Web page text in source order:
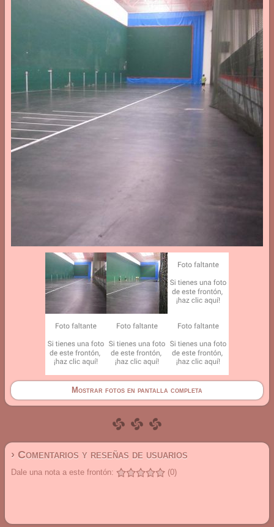
Mostrar fotos en pantalla completa
› Comentarios y reseñas de usuarios
Dale una nota a este frontón: (0)